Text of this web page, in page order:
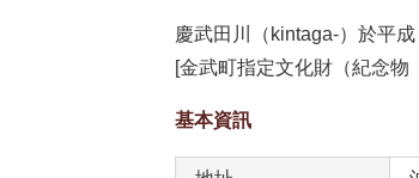
慶武田川（kintaga-）於平
[金武町指定文化財（紀念物
基本資訊